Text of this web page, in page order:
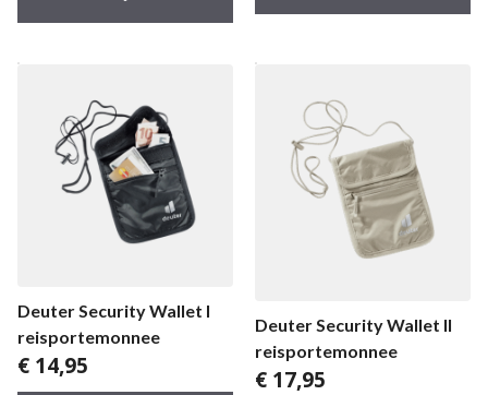
Deuter Security Wallet I
reisportemonnee
€ 14,95
Deuter Security Wallet II
reisportemonnee
€ 17,95